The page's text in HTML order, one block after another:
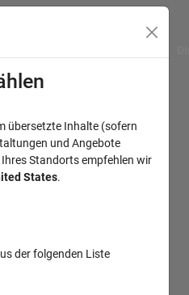
übersetzte Inhalte (sofern
und Angebote
Standorts empfehlen wir
States.
der folgenden Liste